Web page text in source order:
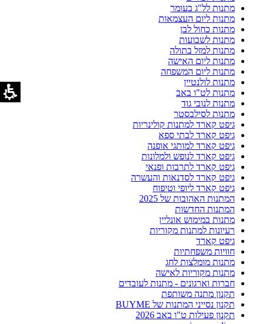
מתנות לל"ג בעומר
מתנות ליום העצמאות
מתנות כחול לבן
מתנות לשבועות
מתנות למזל בתולה
מתנות ליום האישה
מתנות ליום המשפחה
מתנות לולנטיין
מתנות לט"ו באב
מתנות לנובי גוד
מתנות לסילבסטר
גיפט קארד למתנות קולינריות
גיפט קארד לבתי ספא
גיפט קארד למותגי אופנה
גיפט קארד לנופש ולמלונות
גיפט קארד לתרבות ופנאי
גיפט קארד לסדנאות והעשרה
גיפט קארד ליופי וטיפוח
המתנות האהובות של 2025
המתנות החדשות
מתנות במימוש אונליין
רעיונות למתנות מקוריות
גיפט קארד
חוויות משפחתיות
מתנות מומלצות לחג
מתנות מקוריות לאישה
חברות וארגונים - מתנות לעובדים
תקנון מתנה משותפת
תקנון נסייני המתנות של BUYME
תקנון פעילות ט"ו באב 2026